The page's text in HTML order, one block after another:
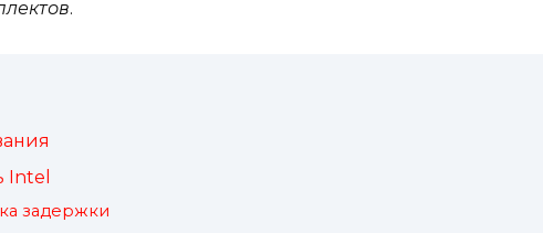
.
Intel
задержки